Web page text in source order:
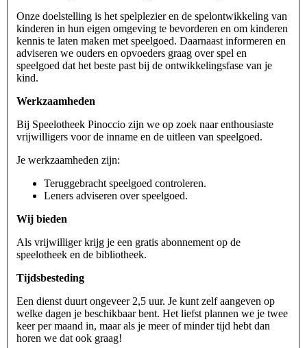
Onze doelstelling is het spelplezier en de spelontwikkeling van
kinderen in hun eigen omgeving te bevorderen en om kinderen
kennis te laten maken met speelgoed. Daarnaast informeren en
adviseren we ouders en opvoeders graag over spel en
speelgoed dat het beste past bij de ontwikkelingsfase van je
kind.
Werkzaamheden
Bij Speelotheek Pinoccio zijn we op zoek naar enthousiaste
vrijwilligers voor de inname en de uitleen van speelgoed.
Je werkzaamheden zijn:
Teruggebracht speelgoed controleren.
Leners adviseren over speelgoed.
Wij bieden
Als vrijwilliger krijg je een gratis abonnement op de
speelotheek en de bibliotheek.
Tijdsbesteding
Een dienst duurt ongeveer 2,5 uur. Je kunt zelf aangeven op
welke dagen je beschikbaar bent. Het liefst plannen we je twee
keer per maand in, maar als je meer of minder tijd hebt dan
horen we dat ook graag!